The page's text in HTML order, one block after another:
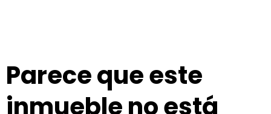
Parece que este
inmueble no está